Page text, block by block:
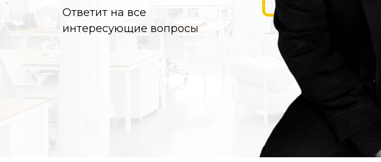
Ответит на все
интересующие вопросы